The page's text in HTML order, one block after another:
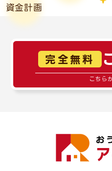
資金計画
完全無料
こちら